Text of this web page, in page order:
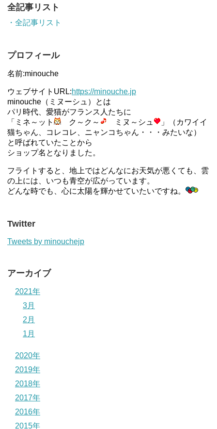
全記事リスト
・全記事リスト
プロフィール
名前:minouche
ウェブサイトURL:https://minouche.jp
minouche（ミヌーシュ）とは
パリ時代、愛猫がフランス人たちに
「ミネ～ット
ク～ク～ ミヌ～シュ
」（カワイイ
猫ちゃん、コレコレ、ニャンコちゃん・・・みたいな）
と呼ばれていたことから
ショップ名となりました。
フライトすると、地上ではどんなにお天気が悪くても、雲
の上には、いつも青空が広がっています。
どんな時でも、心に太陽を輝かせていたいですね。
Twitter
Tweets by minouchejp
アーカイブ
2021年
3月
2月
1月
2020年
2019年
2018年
2017年
2016年
2015年